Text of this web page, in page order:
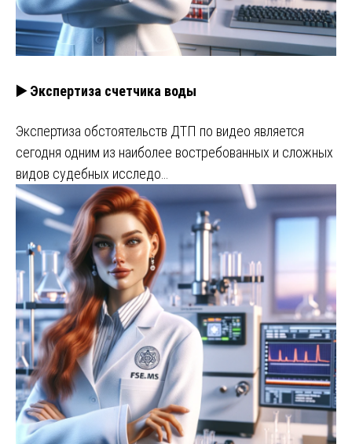
▶️ Экспертиза счетчика воды
Экспертиза обстоятельств ДТП по видео является
сегодня одним из наиболее востребованных и сложных
видов судебных исследо…